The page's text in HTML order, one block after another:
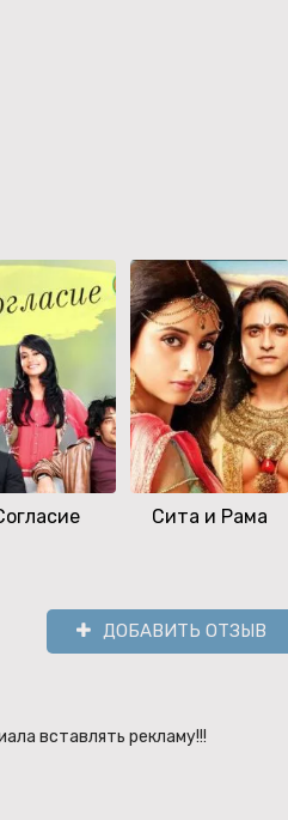
Сита и Рама
ДОБАВИТЬ ОТЗЫВ
вставлять рекламу!!!